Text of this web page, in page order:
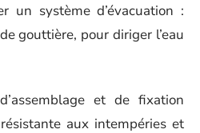
un système d’évacuation :
gouttière, pour diriger l’eau
et de fixation
aux intempéries et